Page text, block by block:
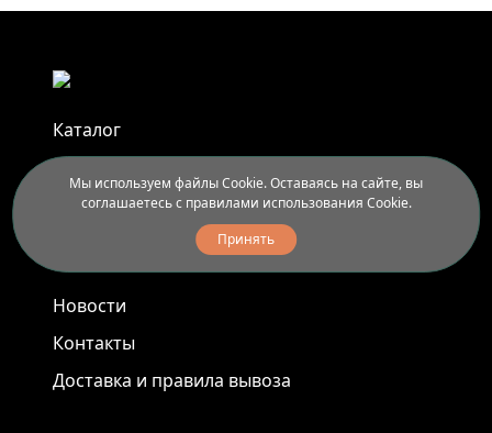
Каталог
Афиша
Арт-пленэры
Новости
Контакты
Доставка и правила вывоза
Мы используем файлы Cookie. Оставаясь на сайте, вы
соглашаетесь с правилами использования Cookie.
Принять